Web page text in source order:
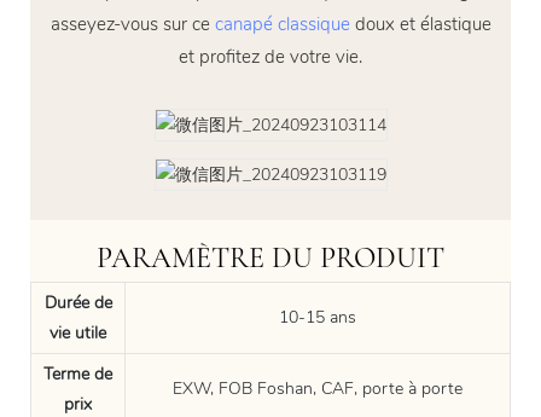
asseyez-vous sur ce canapé classique doux et élastique
et profitez de votre vie.
PARAMÈTRE DU PRODUIT
Durée de
vie utile
10-15 ans
Terme de
prix
EXW, FOB Foshan, CAF, porte à porte